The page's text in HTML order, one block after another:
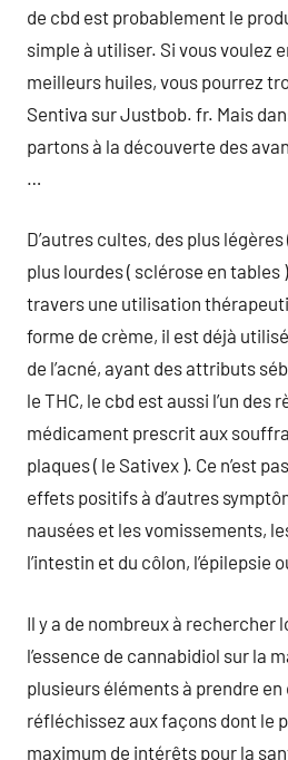
de cbd est probablement le
simple à utiliser. Si vous voulez
meilleurs huiles, vous pourrez
Sentiva sur Justbob. fr. Mais
partons à la découverte des
…
D’autres cultes, des plus
plus lourdes ( sclérose en
travers une utilisation
forme de crème, il est déjà
de l’acné, ayant des attributs
le THC, le cbd est aussi l’un des
médicament prescrit aux
plaques ( le Sativex ). Ce n’est
effets positifs à d’autres
nausées et les vomissements,
l’intestin et du côlon, l’épilepsie
Il y a de nombreux à rechercher
l’essence de cannabidiol sur la
plusieurs éléments à prendre
réfléchissez aux façons dont le
maximum de intérêts pour la